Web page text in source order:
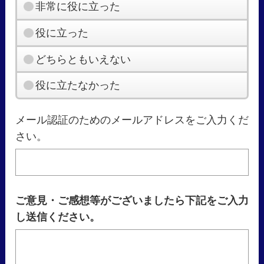
非常に役に立った
役に立った
どちらともいえない
役に立たなかった
メール認証のためのメールアドレスをご入力くだ
さい。
ご意見・ご感想等がございましたら下記をご入力
し送信ください。